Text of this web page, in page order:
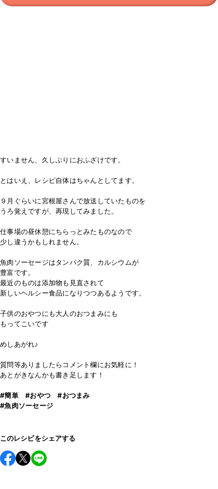
すいません、久しぶりにおふざけです。
とはいえ、レシピ自体はちゃんとしてます。
９月ぐらいに宮根屋さんで放送していたものを
うろ覚えですが、再現してみました。
仕事場の昼休憩にちらっとみたものなので
少し違うかもしれません。
魚肉ソーセージはタンパク質、カルシウムが
豊富です。
最近のものは添加物も見直されて
新しいヘルシー食品になりつつあるようです。
子供のおやつにも大人のおつまみにも
もってこいです
めしあがれ♪
質問等ありましたらコメント欄にお気軽に！
あとがきなんかも書き足します！
#簡単 #おやつ
#おつまみ
#魚肉ソーセージ
このレシピをシェアする